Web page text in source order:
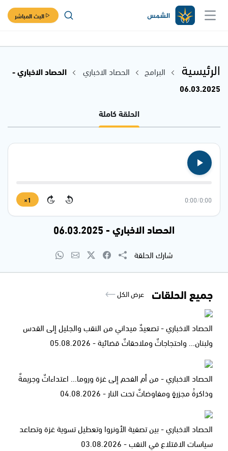
البث المباشر
الرئيسية البرامج الحصاد الاخباري
الحصاد الاخباري -
06.03.2025
الحلقة كاملة
0:00
/
0:00
15
15
1×
الحصاد الاخباري - 06.03.2025
شارك الحلقة
جميع الحلقات عرض الكل
الحصاد الاخباري - تصعيدٌ ميداني من النقب والجليل إلى القدس
ولبنان... واحتجاجاتٌ وملاحقاتٌ قضائية - 05.08.2026
الحصاد الاخباري - من أم الفحم إلى غزة وروما... اعتداءاتٌ وجريمةٌ
وذاكرةُ مجزرةٍ ومفاوضاتٌ تحت النار - 04.08.2026
الحصاد الاخباري - بين تصفية الأونروا وتعطيل تسوية غزة وتصاعد
سياسات الاقتلاع في النقب - 03.08.2026